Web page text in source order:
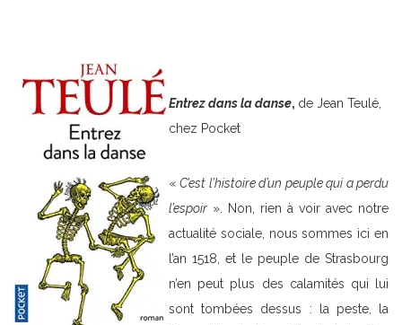
Entrez dans la danse, de Jean Teulé,
chez Pocket
«C’est l’histoire d’un peuple qui a perdu
l’espoir ». Non, rien à voir avec notre
actualité sociale, nous sommes ici en
l’an 1518, et le peuple de Strasbourg
n’en peut plus des calamités qui lui
sont tombées dessus : la peste, la